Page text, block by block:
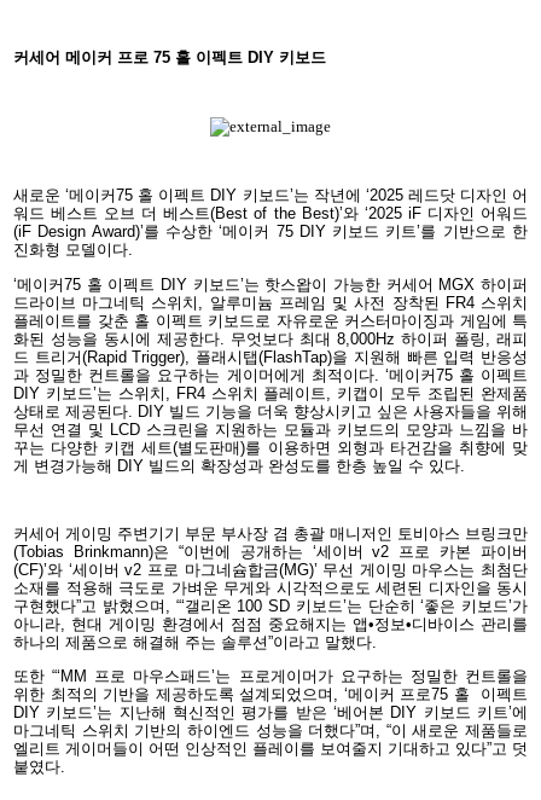
커세어 메이커 프로 75 홀 이펙트 DIY 키보드
새로운 ‘메이커75 홀 이펙트 DIY 키보드’는 작년에 ‘2025 레드닷 디자인 어
워드 베스트 오브 더 베스트(Best of the Best)’와 ‘2025 iF 디자인 어워드
(iF Design Award)’를 수상한 ‘메이커 75 DIY 키보드 키트’를 기반으로 한
진화형 모델이다.
‘메이커75 홀 이펙트 DIY 키보드’는 핫스왑이 가능한 커세어 MGX 하이퍼
드라이브 마그네틱 스위치, 알루미늄 프레임 및 사전 장착된 FR4 스위치
플레이트를 갖춘 홀 이펙트 키보드로 자유로운 커스터마이징과 게임에 특
화된 성능을 동시에 제공한다. 무엇보다 최대 8,000Hz 하이퍼 폴링, 래피
드 트리거(Rapid Trigger), 플래시탭(FlashTap)을 지원해 빠른 입력 반응성
과 정밀한 컨트롤을 요구하는 게이머에게 최적이다. ‘메이커75 홀 이펙트
DIY 키보드’는 스위치, FR4 스위치 플레이트, 키캡이 모두 조립된 완제품
상태로 제공된다. DIY 빌드 기능을 더욱 향상시키고 싶은 사용자들을 위해
무선 연결 및 LCD 스크린을 지원하는 모듈과 키보드의 모양과 느낌을 바
꾸는 다양한 키캡 세트(별도판매)를 이용하면 외형과 타건감을 취향에 맞
게 변경가능해 DIY 빌드의 확장성과 완성도를 한층 높일 수 있다.
커세어 게이밍 주변기기 부문 부사장 겸 총괄 매니저인 토비아스 브링크만
(Tobias Brinkmann)은 “이번에 공개하는 ‘세이버 v2 프로 카본 파이버
(CF)’와 ‘세이버 v2 프로 마그네슘합금(MG)’ 무선 게이밍 마우스는 최첨단
소재를 적용해 극도로 가벼운 무게와 시각적으로도 세련된 디자인을 동시
구현했다”고 밝혔으며, “‘갤리온 100 SD 키보드’는 단순히 ‘좋은 키보드’가
아니라, 현대 게이밍 환경에서 점점 중요해지는 앱•정보•디바이스 관리를
하나의 제품으로 해결해 주는 솔루션”이라고 말했다.
또한 “‘MM 프로 마우스패드’는 프로게이머가 요구하는 정밀한 컨트롤을
위한 최적의 기반을 제공하도록 설계되었으며, ‘메이커 프로75 홀
이펙트
DIY 키보드’는 지난해 혁신적인 평가를 받은 ‘베어본 DIY 키보드 키트’에
마그네틱 스위치 기반의 하이엔드 성능을 더했다”며, “이 새로운 제품들로
엘리트 게이머들이 어떤 인상적인 플레이를 보여줄지 기대하고 있다”고 덧
붙였다.